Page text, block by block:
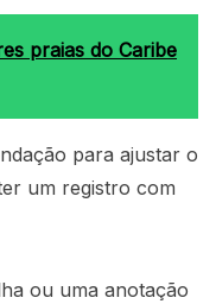
praias do Caribe
para ajustar o
um registro com
ou uma anotação